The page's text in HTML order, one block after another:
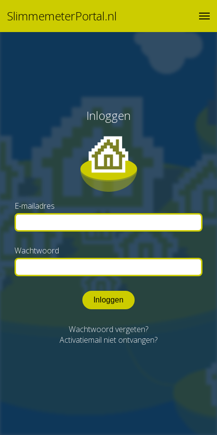
SlimmemeterPortal.nl
Inloggen
E-mailadres
Wachtwoord
Inloggen
Wachtwoord vergeten?
Activatiemail niet ontvangen?